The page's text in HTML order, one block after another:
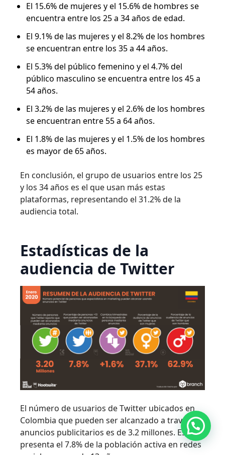
El 15.6% de mujeres y el 15.6% de hombres se
encuentra entre los 25 a 34 años de edad.
El 9.1% de las mujeres y el 8.2% de los hombres
se encuentran entre los 35 a 44 años.
El 5.3% del público femenino y el 4.7% del
público masculino se encuentra entre los 45 a
54 años.
El 3.2% de las mujeres y el 2.6% de los hombres
se encuentran entre 55 a 64 años.
El 1.8% de las mujeres y el 1.5% de los hombres
es mayor de 65 años.
En conclusión, el grupo de usuarios entre los 25
y los 34 años es el que usan más estas
plataformas, representando el 31.2% de la
audiencia total.
Estadísticas de la
audiencia de Twitter
El número de usuarios de Twitter ubicados en
Colombia que pueden ser alcanzado a través de
anuncios publicitarios es de 3.2 millones. Esto
presenta el 7.8% de la población activa en redes